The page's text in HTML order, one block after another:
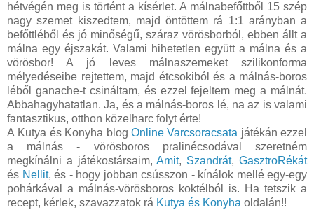
hétvégén meg is történt a kísérlet. A málnabefőttből 15 szép
nagy szemet kiszedtem, majd öntöttem rá 1:1 arányban a
befőttléből és jó minőségű, száraz vörösborból, ebben állt a
málna egy éjszakát. Valami hihetetlen együtt a málna és a
vörösbor! A jó leves málnaszemeket szilikonforma
mélyedéseibe rejtettem, majd étcsokiból és a málnás-boros
léből ganache-t csináltam, és ezzel fejeltem meg a málnát.
Abbahagyhatatlan. Ja, és a málnás-boros lé, na az is valami
fantasztikus, otthon közelharc folyt érte!
A Kutya és Konyha blog Online Varcsoracsata játékán ezzel
a málnás - vörösboros pralinécsodával szeretném
megkínálni a játékostársaim,Amit, Szandrát,GasztroRékát
és Nellit, és - hogy jobban csússzon - kínálok mellé egy-egy
pohárkával a málnás-vörösboros koktélból is. Ha tetszik a
recept, kérlek, szavazzatok rá Kutya és Konyha oldalán!!